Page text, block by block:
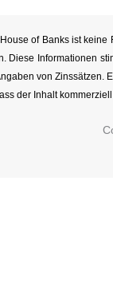
of Banks ist
Diese Informationen
von Zinssätzen.
der Inhalt